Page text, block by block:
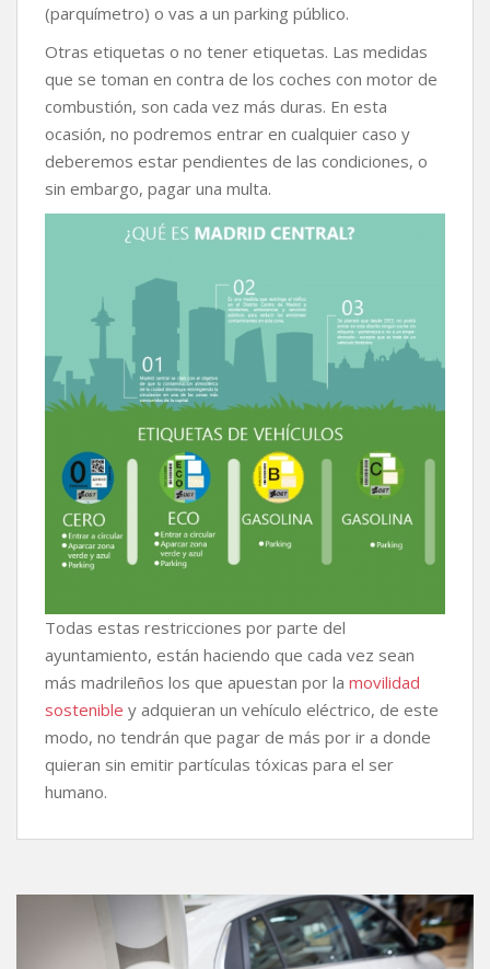
(parquímetro) o vas a un parking público.
Otras etiquetas o no tener etiquetas. Las medidas
que se toman en contra de los coches con motor de
combustión, son cada vez más duras. En esta
ocasión, no podremos entrar en cualquier caso y
deberemos estar pendientes de las condiciones, o
sin embargo, pagar una multa.
Todas estas restricciones por parte del
ayuntamiento, están haciendo que cada vez sean
más madrileños los que apuestan por la movilidad
sostenible y adquieran un vehículo eléctrico, de este
modo, no tendrán que pagar de más por ir a donde
quieran sin emitir partículas tóxicas para el ser
humano.